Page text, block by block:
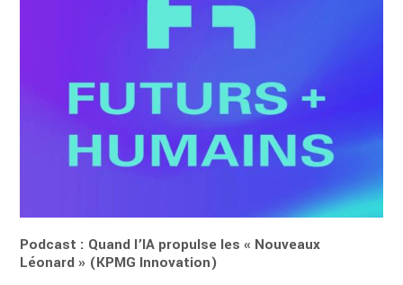
Podcast : Quand l’IA propulse les « Nouveaux
Léonard » (KPMG Innovation)